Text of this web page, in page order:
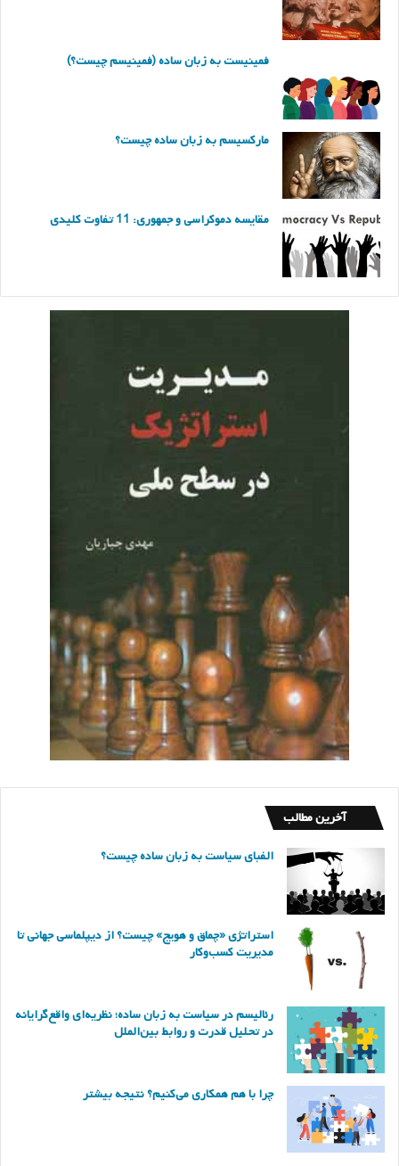
فمینیست به زبان ساده (فمینیسم چیست؟)
مارکسیسم به زبان ساده چیست؟
مقایسه دموکراسی و جمهوری: 11 تفاوت کلیدی
آخرین مطالب
الفبای سیاست به زبان ساده چیست؟
استراتژی «چماق و هویج» چیست؟ از دیپلماسی جهانی تا
مدیریت کسب‌وکار
رئالیسم در سیاست به زبان ساده؛ نظریه‌ای واقع‌گرایانه
در تحلیل قدرت و روابط بین‌الملل
چرا با هم همکاری می‌کنیم؟ نتیجه بیشتر